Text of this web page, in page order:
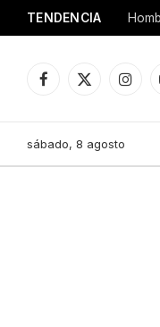
TENDENCIA
Facebook
X
sábado, 8 agosto